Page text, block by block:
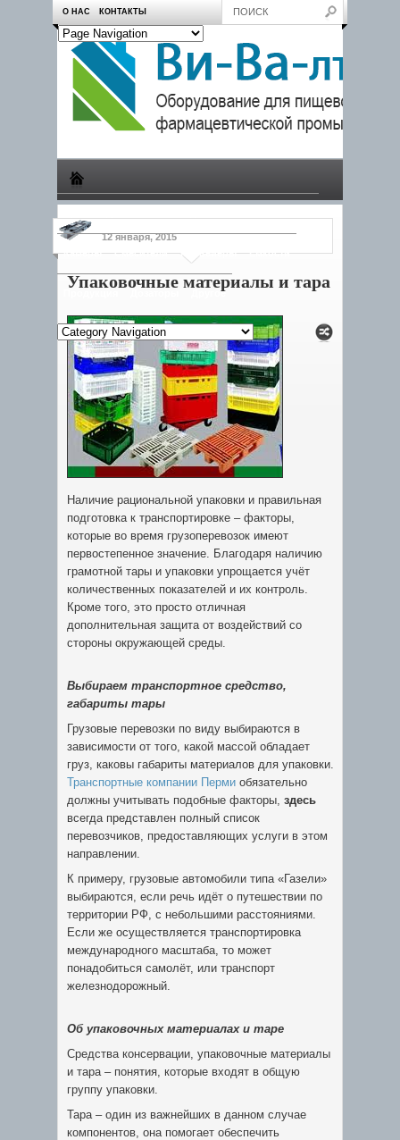
О НАС КОНТАКТЫ
Камеры Смесители Конвейеры Емкости
Другое
12 января, 2015
Упаковочные материалы и тара
Наличие рациональной упаковки и правильная
подготовка к транспортировке – факторы,
которые во время грузоперевозок имеют
первостепенное значение. Благодаря наличию
грамотной тары и упаковки упрощается учёт
количественных показателей и их контроль.
Кроме того, это просто отличная
дополнительная защита от воздействий со
стороны окружающей среды.
Выбираем транспортное средство,
габариты тары
Грузовые перевозки по виду выбираются в
зависимости от того, какой массой обладает
груз, каковы габариты материалов для упаковки.
Транспортные компании Перми обязательно
должны учитывать подобные факторы, здесь
всегда представлен полный список
перевозчиков, предоставляющих услуги в этом
направлении.
К примеру, грузовые автомобили типа «Газели»
выбираются, если речь идёт о путешествии по
территории РФ, с небольшими расстояниями.
Если же осуществляется транспортировка
международного масштаба, то может
понадобиться самолёт, или транспорт
железнодорожный.
Об упаковочных материалах и таре
Средства консервации, упаковочные материалы
и тара – понятия, которые входят в общую
группу упаковки.
Тара – один из важнейших в данном случае
компонентов, она помогает обеспечить